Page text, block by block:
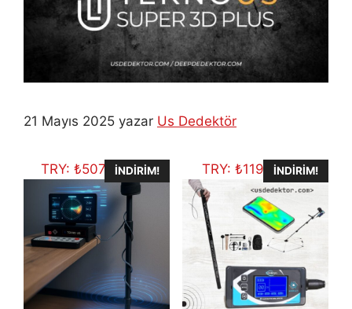
21 Mayıs 2025 yazar Us Dedektör
TRY:₺507.704,75
İNDIRIM! TRY: ₺119.434,11
İNDIRIM!